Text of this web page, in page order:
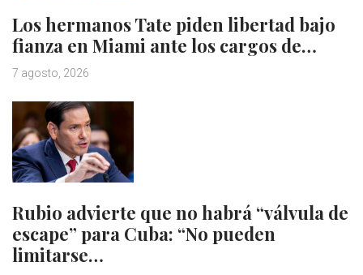
Los hermanos Tate piden libertad bajo
fianza en Miami ante los cargos de…
7 agosto, 2026
Rubio advierte que no habrá “válvula de
escape” para Cuba: “No pueden
limitarse…